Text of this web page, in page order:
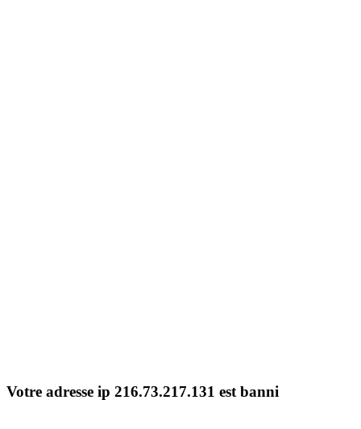
Votre adresse ip 216.73.217.131 est banni